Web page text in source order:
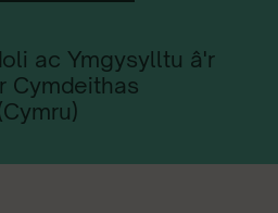
ac Ymgysylltu â'r
Cymdeithas